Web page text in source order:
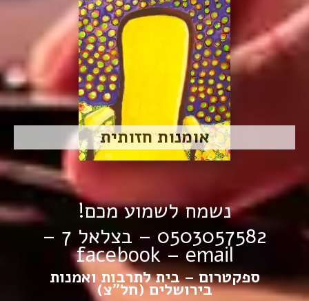
אומנות חזותית
נשמח לשמוע מכם!
0503057582 – בצלאל 7 –
facebook–email
ספקטרום – בית לתרבות ואמנות
בירושלים (חל”צ)